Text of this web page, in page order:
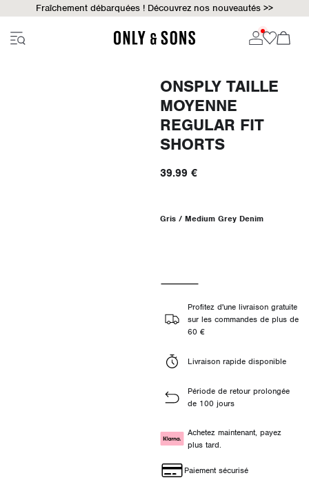
Fraîchement débarquées ! Découvrez nos nouveautés >>
ONSPLY TAILLE
MOYENNE
REGULAR FIT
SHORTS
39.99 €
Gris / Medium Grey Denim
Profitez d'une livraison gratuite
sur les commandes de plus de
60 €
Livraison rapide disponible
Période de retour prolongée
de 100 jours
Achetez maintenant, payez
plus tard.
Paiement sécurisé